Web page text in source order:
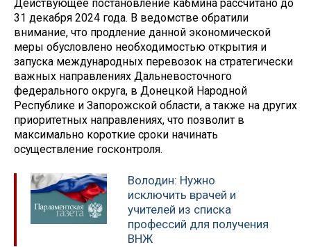
Действующее постановление кабмина рассчитано до
31 декабря 2024 года. В ведомстве обратили
внимание, что продление данной экономической
меры обусловлено необходимостью открытия и
запуска международных перевозок на стратегически
важных направлениях Дальневосточного
федерального округа, в Донецкой Народной
Республике и Запорожской области, а также на других
приоритетных направлениях, что позволит в
максимально короткие сроки начинать
осуществление госконтроля.
Володин: Нужно
исключить врачей и
учителей из списка
профессий для получения
ВНЖ